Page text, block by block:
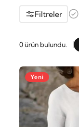
Filtreler
0 ürün bulundu.
Yeni